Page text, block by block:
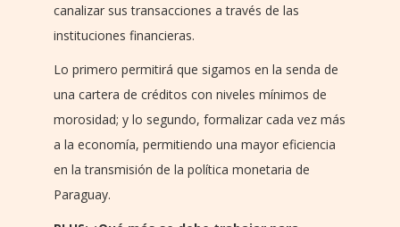
canalizar sus transacciones a través de las
instituciones financieras.
Lo primero permitirá que sigamos en la senda de
una cartera de créditos con niveles mínimos de
morosidad; y lo segundo, formalizar cada vez más
a la economía, permitiendo una mayor eficiencia
en la transmisión de la política monetaria de
Paraguay.